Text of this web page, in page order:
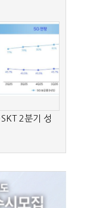
2분기 성